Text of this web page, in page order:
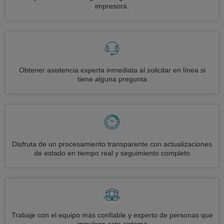
impresora.
Obtener asistencia experta inmediata al solicitar en línea si
tiene alguna pregunta
Disfruta de un procesamiento transparente con actualizaciones
de estado en tiempo real y seguimiento completo
Trabaje con el equipo más confiable y experto de personas que